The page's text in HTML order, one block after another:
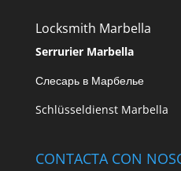
Locksmith Marbella
Serrurier Marbella
Слесарь в Марбелье
Schlüsseldienst Marbella
CONTACTA CON